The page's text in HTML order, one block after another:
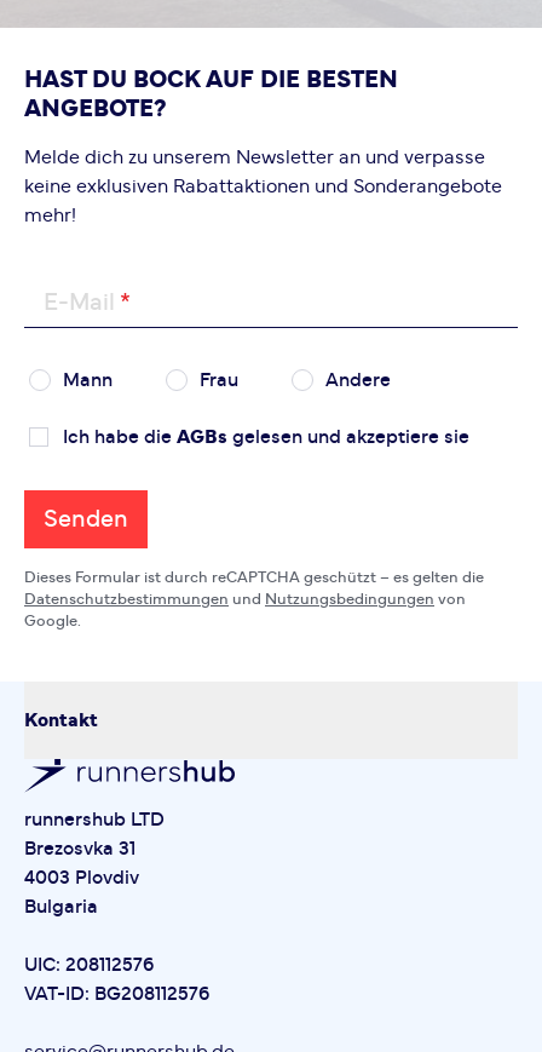
HAST DU BOCK AUF DIE BESTEN
ANGEBOTE?
Melde dich zu unserem Newsletter an und verpasse
keine exklusiven Rabattaktionen und Sonderangebote
mehr!
E-Mail
Mann Frau Andere
Ich habe die AGBs gelesen und akzeptiere sie
Senden
Dieses Formular ist durch reCAPTCHA geschützt – es gelten die
Datenschutzbestimmungen und Nutzungsbedingungen von
Google.
Kontakt
runnershub LTD
Brezosvka 31
4003 Plovdiv
Bulgaria
UIC: 208112576
VAT-ID: BG208112576